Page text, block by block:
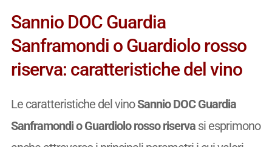
Sannio DOC Guardia
Sanframondi o Guardiolo rosso
riserva: caratteristiche del vino
Le caratteristiche del vinoSannio DOC Guardia
Sanframondi o Guardiolo rosso riservasi esprimono